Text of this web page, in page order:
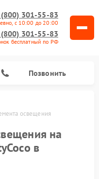
(800) 301-55-83
с 10:00 до 20:00
(800) 301-55-83
бесплатный по РФ
Позвонить
освещения
на
в